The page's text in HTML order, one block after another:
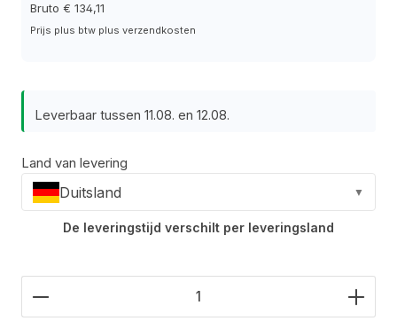
Bruto € 134,11
Prijs plus btw plus verzendkosten
Leverbaar tussen 11.08. en 12.08.
Land van levering
Duitsland ▼
De leveringstijd verschilt per leveringsland
Hoeveelheid product: Voer de gewenste